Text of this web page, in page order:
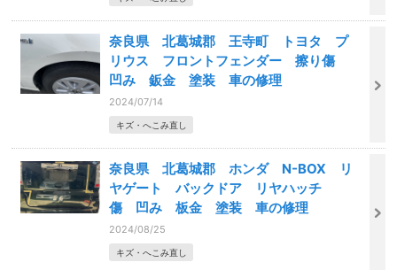
奈良県 北葛城郡 王寺町 トヨタ プ
リウス フロントフェンダー 擦り傷
凹み 鈑金 塗装 車の修理
2024/07/14
キズ・へこみ直し
奈良県 北葛城郡 ホンダ N-BOX リ
ヤゲート バックドア リヤハッチ
傷 凹み 板金 塗装 車の修理
2024/08/25
キズ・へこみ直し